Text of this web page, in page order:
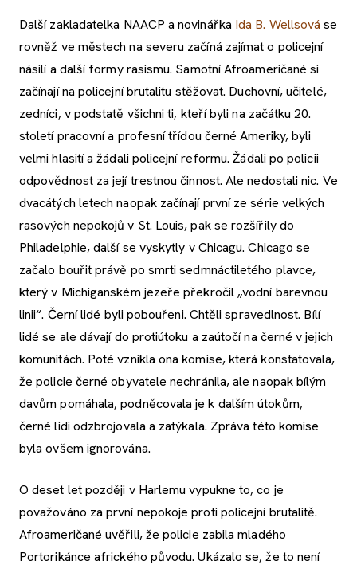
Další zakladatelka NAACP a novinářka Ida B. Wellsová se
rovněž ve městech na severu začíná zajímat o policejní
násilí a další formy rasismu. Samotní Afroameričané si
začínají na policejní brutalitu stěžovat. Duchovní, učitelé,
zedníci, v podstatě všichni ti, kteří byli na začátku 20.
století pracovní a profesní třídou černé Ameriky, byli
velmi hlasití a žádali policejní reformu. Žádali po policii
odpovědnost za její trestnou činnost. Ale nedostali nic. Ve
dvacátých letech naopak začínají první ze série velkých
rasových nepokojů v St. Louis, pak se rozšířily do
Philadelphie, další se vyskytly v Chicagu. Chicago se
začalo bouřit právě po smrti sedmnáctiletého plavce,
který v Michiganském jezeře překročil „vodní barevnou
linii“. Černí lidé byli pobouřeni. Chtěli spravedlnost. Bílí
lidé se ale dávají do protiútoku a zaútočí na černé v jejich
komunitách. Poté vznikla ona komise, která konstatovala,
že policie černé obyvatele nechránila, ale naopak bílým
davům pomáhala, podněcovala je k dalším útokům,
černé lidi odzbrojovala a zatýkala. Zpráva této komise
byla ovšem ignorována.
O deset let později v Harlemu vypukne to, co je
považováno za první nepokoje proti policejní brutalitě.
Afroameričané uvěřili, že policie zabila mladého
Portorikánce afrického původu. Ukázalo se, že to není